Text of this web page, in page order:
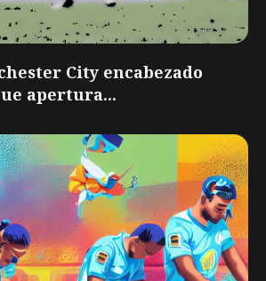
City encabezado
apertura...